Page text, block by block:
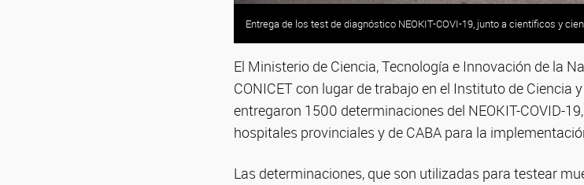
Entrega de los test de diagnóstico NEOKIT-COVI-19, junto a científicos y
El Ministerio de Ciencia, Tecnología e Innovación de la
CONICET con lugar de trabajo en el Instituto de Ciencia
entregaron 1500 determinaciones del NEOKIT-COVID-
hospitales provinciales y de CABA para la
Las determinaciones, que son utilizadas para testear